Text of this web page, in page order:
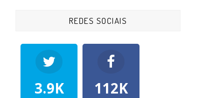
REDES SOCIAIS
3.9K 112K